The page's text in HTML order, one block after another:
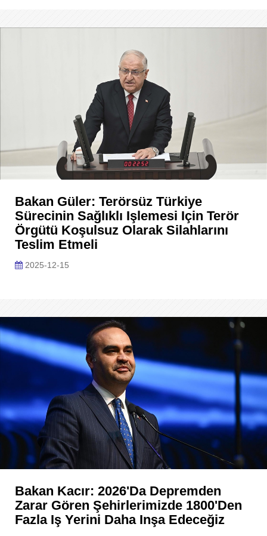
Bakan Güler: Terörsüz Türkiye
Sürecinin Sağlıklı Işlemesi Için Terör
Örgütü Koşulsuz Olarak Silahlarını
Teslim Etmeli
2025-12-15
Bakan Kacır: 2026'da Depremden
Zarar Gören Şehirlerimizde 1800'den
Fazla Iş Yerini Daha Inşa Edeceğiz